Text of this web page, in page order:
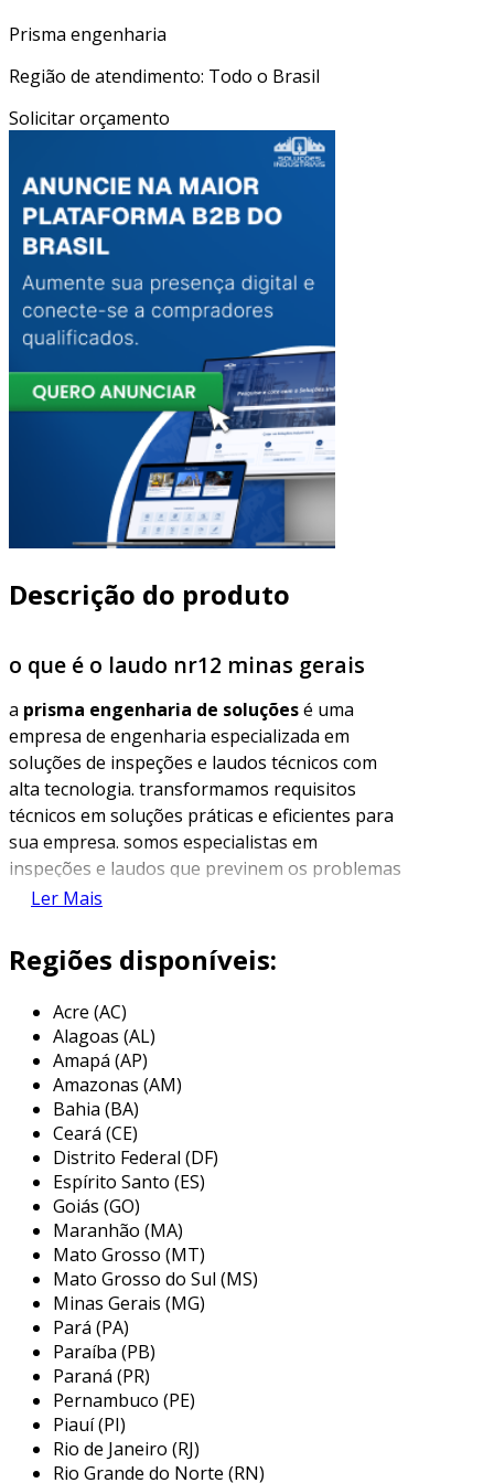
Prisma engenharia
Região de atendimento: Todo o Brasil
Solicitar orçamento
Descrição do produto
o que é o laudo nr12 minas gerais
a prisma engenharia de soluçõesé uma
empresa de engenharia especializada em
soluções de inspeções e laudos técnicos com
alta tecnologia. transformamos requisitos
técnicos em soluções práticas e eficientes para
sua empresa. somos especialistas em
inspeções e laudos que previnem os problemas
antes que eles aconteçam. nossa experiência e
serviços prestados atendam às necessidades
específicas de cada cliente.
nosso serviço de laudo nr-12 oferece uma
solução completa e personalizada para
garantir a conformidade legal e a segurança
das máquinas e equipamentos da sua empresa,
seguindo todos os requisitos da norma
regulamentadora nº 12 do ministério do
trabalho. através de um processo detalhado,
realizamos uma apreciação de risco que mapeia
os perigos associados a cada máquina,
identificando zonas de perigo, pontos de
aprisionamento, esmagamento e choque
elétrico, entre outros.
além da apreciação de risco, nossa equipe
realiza uma análise técnica especializada.
avaliamos cada ponto crítico com base em
normas técnicas nacionais e internacionais,
propondo soluções de segurança sob medida
Ler Mais
Regiões disponíveis:
Acre (AC)
Alagoas (AL)
Amapá (AP)
Amazonas (AM)
Bahia (BA)
Ceará (CE)
Distrito Federal (DF)
Espírito Santo (ES)
Goiás (GO)
Maranhão (MA)
Mato Grosso (MT)
Mato Grosso do Sul (MS)
Minas Gerais (MG)
Pará (PA)
Paraíba (PB)
Paraná (PR)
Pernambuco (PE)
Piauí (PI)
Rio de Janeiro (RJ)
Rio Grande do Norte (RN)